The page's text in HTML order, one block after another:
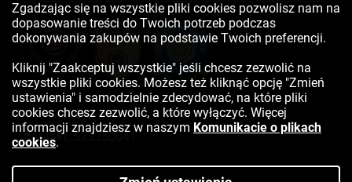
Kontakt:523350041
Zgadzając się na wszystkie pliki cookies pozwolisz nam na
dopasowanie treści do Twoich potrzeb podczas
dokonywania zakupów na podstawie Twoich preferencji.
Kliknij "Zaakceptuj wszystkie" jeśli chcesz zezwolić na
wszystkie pliki cookies. Możesz też kliknąć opcję "Zmień
ustawienia" i samodzielnie zdecydować, na które pliki
cookies chcesz zezwolić, a które wyłączyć. Więcej
informacji znajdziesz w naszym Komunikacie o plikach
cookies.